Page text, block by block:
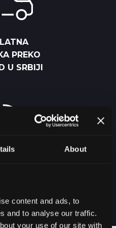
About
content and ads, to
and to analyse our traffic.
your use of our site with
PREKO
U SRBIJI
U SRBIJI